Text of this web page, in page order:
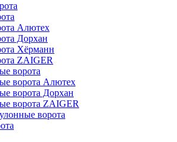
Алютех
Дорхан
Хёрманн
ZAIGER
ворота
ворота Алютех
ворота Дорхан
ворота ZAIGER
ворота